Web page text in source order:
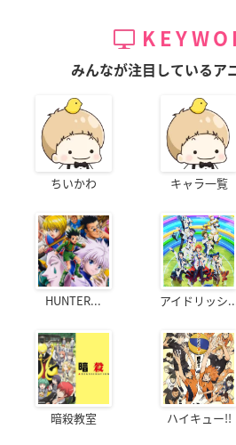
みんなが注目しているア
ちいかわ キャラ一覧
HUNTER... アイドリッシ
暗殺教室 ハイキュー!!